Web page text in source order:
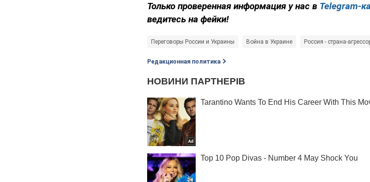
Только проверенная информация у нас в Telegram-
ведитесь на фейки!
Переговоры России и Украины Война в Украине Россия - страна-
Редакционная политика